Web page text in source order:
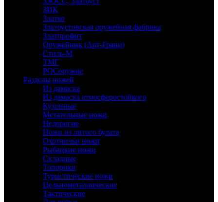
ЗИК
Златко
Златоустовская оружейная фабрика
Златпрофит
Оружейник (Арт-Грани)
Стиль-М
ТМГ
РОСоружие
Разделы ножей
Из дамаска
Из дамаска атмосферостойкого
Кухонные
Метательные ножи
Недорогие
Ножи из литого булата
Охотничьи ножи
Рыбацкие ножи
Складные
Топорики
Туристические ножи
Цельнометаллические
Тактические